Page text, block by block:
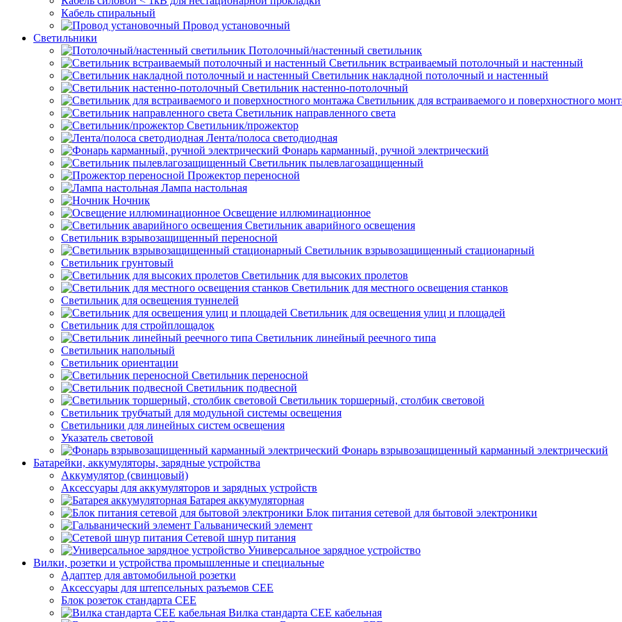
Кабель спиральный
Провод установочный
Светильники
Потолочный/настенный светильник
Светильник встраиваемый потолочный и настенный
Светильник накладной потолочный и настенный
Светильник настенно-потолочный
Светильник для встраиваемого и поверхностного
Светильник направленного света
Светильник/прожектор
Лента/полоса светодиодная
Фонарь карманный, ручной электрический
Светильник пылевлагозащищенный
Прожектор переносной
Лампа настольная
Ночник
Освещение иллюминационное
Светильник аварийного освещения
Светильник взрывозащищенный переносной
Светильник взрывозащищенный стационарный
Светильник грунтовый
Светильник для высоких пролетов
Светильник для местного освещения станков
Светильник для освещения туннелей
Светильник для освещения улиц и площадей
Светильник для стройплощадок
Светильник линейный реечного типа
Светильник напольный
Светильник ориентации
Светильник переносной
Светильник подвесной
Светильник торшерный, столбик световой
Светильник трубчатый для модульной системы освещения
Светильники для линейных систем освещения
Указатель световой
Фонарь взрывозащищенный карманный электрический
Батарейки, аккумуляторы, зарядные устройства
Аккумулятор (свинцовый)
Аксессуары для аккумуляторов и зарядных устройств
Батарея аккумуляторная
Блок питания сетевой для бытовой электроники
Гальванический элемент
Сетевой шнур питания
Универсальное зарядное устройство
Вилки, розетки и устройства промышленные и специальные
Адаптер для автомобильной розетки
Аксессуары для штепсельных разъемов CEE
Блок розеток стандарта CEE
Вилка стандарта CEE кабельная